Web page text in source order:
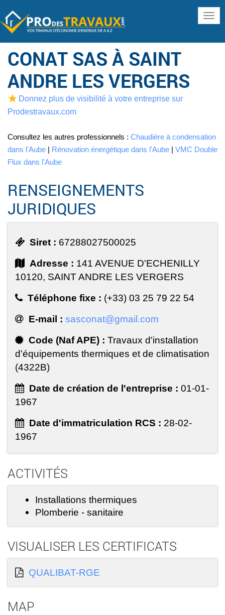
CONAT SAS À SAINT
ANDRE LES VERGERS
Donnez plus de visibilité à votre entreprise sur
Prodestravaux.com
Consultez les autres professionnels : Chaudière à condensation
dans l'Aube | Rénovation énergétique dans l'Aube | VMC Double
Flux dans l'Aube
RENSEIGNEMENTS
JURIDIQUES
Siret : 67288027500025
Adresse : 141 AVENUE D'ECHENILLY
10120, SAINT ANDRE LES VERGERS
Téléphone fixe : (+33) 03 25 79 22 54
E-mail : sasconat@gmail.com
Code (Naf APE) : Travaux d'installation
d'équipements thermiques et de climatisation
(4322B)
Date de création de l'entreprise : 01-01-
1967
Date d'immatriculation RCS : 28-02-
1967
ACTIVITÉS
Installations thermiques
Plomberie - sanitaire
VISUALISER LES CERTIFICATS
QUALIBAT-RGE
MAP